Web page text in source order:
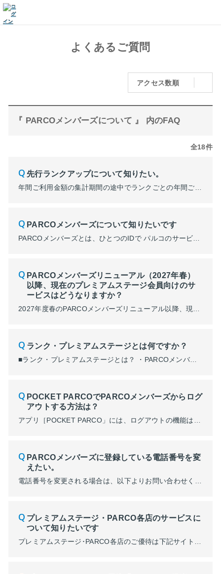
よくあるご質問
アクセス数順
『 PARCOメンバーズについて 』 内のFAQ
全18件
先行ランクアップについて知りたい。
PARCOメンバーズについて知りたいです
PARCOメンバーズリニューアル（2027年春）
以降、現在のプレミアムステージ会員向けのサ
ービスはどうなりますか？
ランク・プレミアムステージとは何ですか？
■ランク・プレミアムステージとは？ ・PARCOメンバーズランクは、レギュラー・シルバー・ゴールド・プラチナの4つのランクにわかれ、ランクに応じてさまざまな特典をお楽しみいただけます。 ・プレミアムステージはPARCOメンバーズのシルバー・ゴールド・プラチナランクの方が対象となり、ステージ会員限定の特典をご用意しております。 ■対象者 ・PARCOメンバーズにご登録のお客様 ...
POCKET PARCOでPARCOメンバーズからログ
アウトする方法は？
PARCOメンバーズに登録している電話番号を変
えたい。
プレミアムステージ・PARCO各店のサービスに
ついて知りたいです